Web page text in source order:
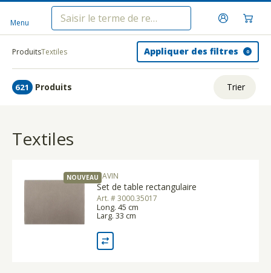
Menu
ProduitsTextiles Appliquer des filtres 0
621 Produits Trier
Nom A - Z
Textiles
NOUVEAUGAVIN
Set de table rectangulaire
Art. # 3000.35017
Long. 45 cm
Larg. 33 cm